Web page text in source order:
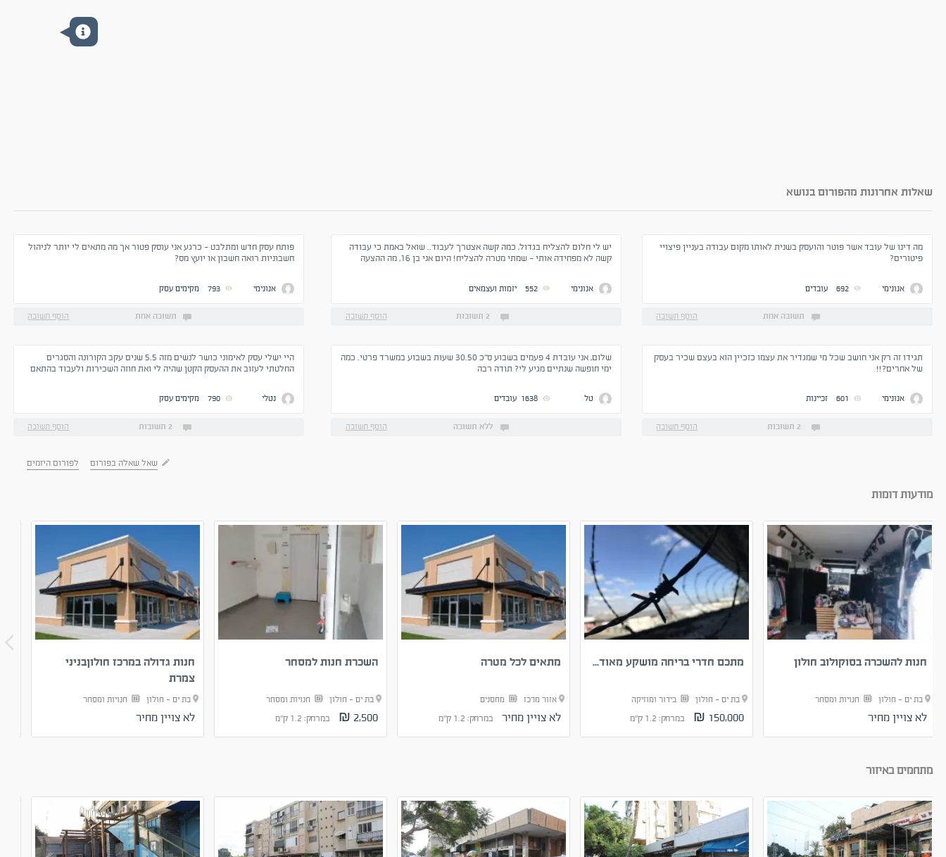
שאלות אחרונות מהפורום בנושא
מה דינו של עובד אשר פוטר והועסק בשנית לאותו מקום עבודה בעניין פיצויי
פיטורים?
אנונימי 692 עובדים
תשובה אחת הוסף תשובה
יש לי חלום להצליח בגדול, כמה קשה אצטרך לעבוד.. שואל באמת כי עבודה
קשה לא מפחידה אותי - שמתי מטרה להצליח! היום אני בן 16, מה ההצעה
אנונימי 552 יזמות ועצמאים
2 תשובות הוסף תשובה
פותח עסק חדש ומתלבט - כרגע אני עוסק פטור אך מה מתאים לי יותר לניהול
חשבוניות רואה חשבון או יועץ מס?
אנונימי 793 מקימים עסק
תשובה אחת הוסף תשובה
תגידו זה רק אני חושב שכל מי שמגדיר את עצמו כזכיין הוא בעצם שכיר בעסק
של אחרים?!!
אנונימי 601 זכיינות
2 תשובות הוסף תשובה
שלום, אני עובדת 4 פעמים בשבוע ס"כ 30.50 שעות בשבוע במשרד פרטי. כמה
ימי חופשה שנתיים מגיע לי? תודה רבה
טל 1638 עובדים
ללא תשובה הוסף תשובה
היי ישלי עסק לאימוני כושר לנשים מזה 5.5 שנים עקב הקורונה והסגרים
החלטתי לעזוב את ההעסק הקטן שהיה לי ואת חוזה השכירות ולעבוד בהתאם
אני רוצה להשקיע בסטודיו קצת יותר גדול ולהתפתח בתחום האם הצעד הזה
במיוחד בתקופה כזאת כדאי לי לעשות? או שלא ? אני מרגישה מצד אחד שאם
נשארו איתי אני יפסיד את הרוב ... מצד שני מפחדת לקחת ריזיקה כי כאילו אני
נטלי 790 מקימים עסק
2 תשובות הוסף תשובה
שאל שאלה בפורום לפורום היזמים
מודעות דומות
חנות להשכרה בסוקולוב חולון
בת ים - חולון חנויות ומסחר
לא צויין מחיר
מתכם חדרי בריחה מושקע מאוד...
בת ים - חולון בידור ומוזיקה
150,000 ₪ במרחק: 1.2 ק"מ
מתאים לכל מטרה
אזור מרכז מחסנים
לא צויין מחיר במרחק: 1.2 ק"מ
השכרת חנות למסחר
בת ים - חולון חנויות ומסחר
2,500 ₪ במרחק: 1.2 ק"מ
חנות גדולה במרכז חולוןבניני
צמרת
בת ים - חולון חנויות ומסחר
לא צויין מחיר
מתחמים באיזור